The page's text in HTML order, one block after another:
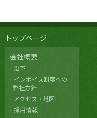
トップページ
会社概要
沿革
インボイス制度への
弊社方針
アクセス・地図
採用情報